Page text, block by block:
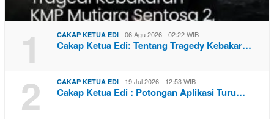
1 CAKAP KETUA EDI 06 Agu 2026 - 02:22 WIB
Cakap Ketua Edi: Tentang Tragedy Kebakar…
2 CAKAP KETUA EDI 19 Jul 2026 - 12:53 WIB
Cakap Ketua Edi : Potongan Aplikasi Turu…